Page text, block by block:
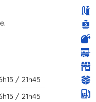
/ 21h45
/ 21h45